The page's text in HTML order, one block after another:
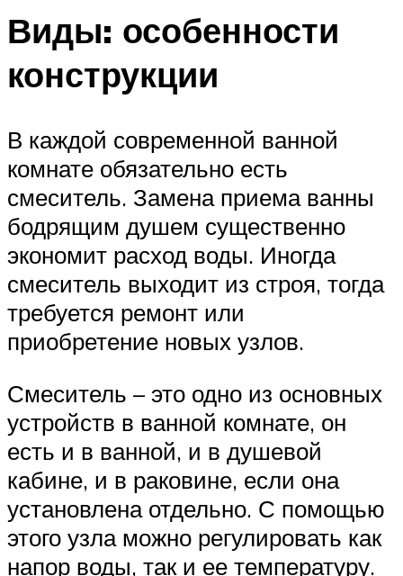
Виды: особенности
конструкции
В каждой современной ванной
комнате обязательно есть
смеситель. Замена приема ванны
бодрящим душем существенно
экономит расход воды. Иногда
смеситель выходит из строя, тогда
требуется ремонт или
приобретение новых узлов.
Смеситель – это одно из основных
устройств в ванной комнате, он
есть и в ванной, и в душевой
кабине, и в раковине, если она
установлена отдельно. С помощью
этого узла можно регулировать как
напор воды, так и ее температуру.